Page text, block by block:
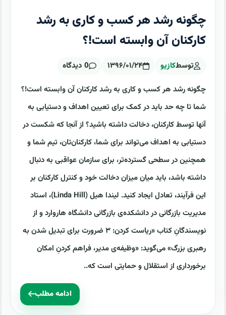
چگونه رشد هر کسب و کاری به رشد
کارکنان آن وابسته است!؟
توسطکازیو ۱۳۹۶/۰۱/۲۴ 0 دیدگاه
چگونه رشد هر کسب و کاری به رشد کارکنان آن وابسته است!؟
شما تا چه حد باید در کمک برای تعیین اهداف و دستیابی به
آنها توسط کارکنان، دخالت داشته باشید؟ از آنجا که شکست در
دستیابی به اهداف می‌تواند برای شما، کارکنان‌تان، تیم شما و
همچنین در سطحی گسترده‌تر، برای سازمان عواقبی به دنبال
داشته باشد، باید میان میزان دخالت خود و کنترل کارکنان بر
این فرآیند، تعادل ایجاد کنید. لیندا هیل (Linda Hill)، استاد
مدیریت بازرگانی در دانشکده‌ی بازرگانی دانشگاه هاروارد و از
نویسندگانِ کتاب «ریاست کردن: ۳ ضرورت برای تبدیل شدن به
رهبری بزرگ» می‌گوید: «وظیفه‌ی مدیر، فراهم کردنِ امکان
برخورداری از استقلال و حمایتی است که..
ادامه مطلب